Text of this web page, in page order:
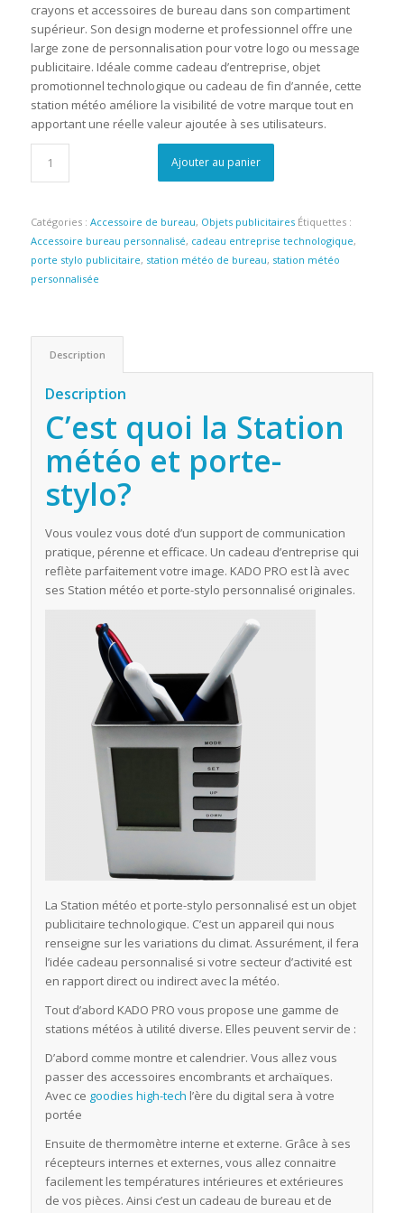
crayons et accessoires de bureau dans son compartiment
supérieur. Son design moderne et professionnel offre une
large zone de personnalisation pour votre logo ou message
publicitaire. Idéale comme cadeau d’entreprise, objet
promotionnel technologique ou cadeau de fin d’année, cette
station météo améliore la visibilité de votre marque tout en
apportant une réelle valeur ajoutée à ses utilisateurs.
Ajouter au panier
Catégories : Accessoire de bureau, Objets publicitaires Étiquettes :
Accessoire bureau personnalisé, cadeau entreprise technologique,
porte stylo publicitaire, station météo de bureau, station météo
personnalisée
Description
Description
C’est quoi la Station
météo et porte-
stylo?
Vous voulez vous doté d’un support de communication
pratique, pérenne et efficace. Un cadeau d’entreprise qui
reflète parfaitement votre image. KADO PRO est là avec
ses Station météo et porte-stylo personnalisé originales.
La Station météo et porte-stylo personnalisé est un objet
publicitaire technologique. C’est un appareil qui nous
renseigne sur les variations du climat. Assurément, il fera
l’idée cadeau personnalisé si votre secteur d’activité est
en rapport direct ou indirect avec la météo.
Tout d’abord KADO PRO vous propose une gamme de
stations météos à utilité diverse. Elles peuvent servir de :
D’abord comme montre et calendrier. Vous allez vous
passer des accessoires encombrants et archaïques.
Avec ce goodies high-tech l’ère du digital sera à votre
portée
Ensuite de thermomètre interne et externe. Grâce à ses
récepteurs internes et externes, vous allez connaitre
facilement les températures intérieures et extérieures
de vos pièces. Ainsi c’est un cadeau de bureau et de